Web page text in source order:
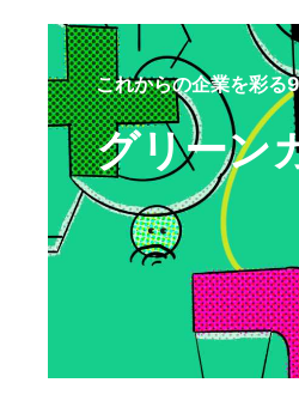
これからの企業を彩る
グリーン